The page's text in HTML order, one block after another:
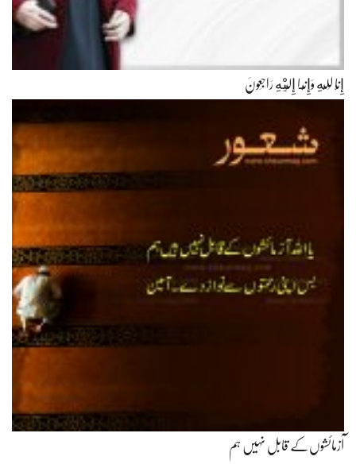
إِنَّا لِلّهِ وَإِنَّـا إِلَيْهِ رَاجِعونَ
آزمائشوں‌کے قابل نہیں ہم